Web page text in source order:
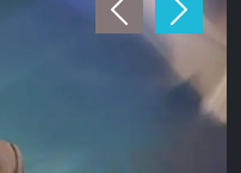
PreviousNext